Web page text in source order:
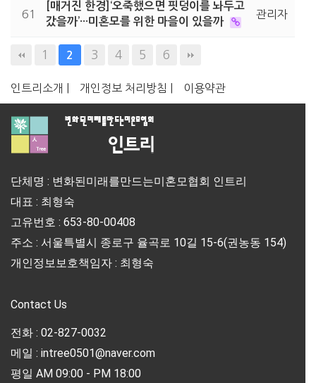
61
[매거진 한경]‘오죽했으면 핏덩이를 놔두고
갔을까’···미혼모를 위한 마을이 있을까
관리자
1 2 3 4 5 6
인트리소개 | 개인정보 처리방침 | 이용약관
단체명 : 변화된미래를만드는미혼모협회 인트리
대표 : 최형숙
고유번호 : 653-80-00408
주소 : 서울특별시 종로구 율곡로 10길 15-6(권농동 154)
개인정보보호책임자 : 최형숙
Contact Us
전화 : 02-827-0032
메일 : intree0501@naver.com
평일 AM 09:00 - PM 18:00